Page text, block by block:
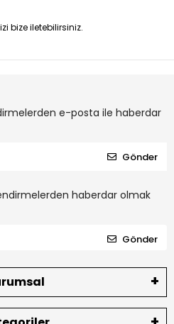
bize iletebilirsiniz.
e-posta ile haberdar
Gönder
haberdar olmak
Gönder